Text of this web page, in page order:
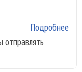
Подробнее
отправлять